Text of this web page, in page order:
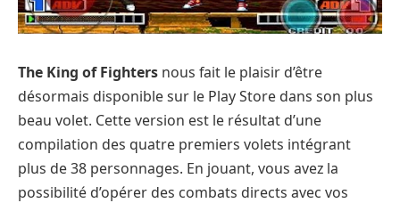
The King of Fighters nous fait le plaisir d’être
désormais disponible sur le Play Store dans son plus
beau volet. Cette version est le résultat d’une
compilation des quatre premiers volets intégrant
plus de 38 personnages. En jouant, vous avez la
possibilité d’opérer des combats directs avec vos